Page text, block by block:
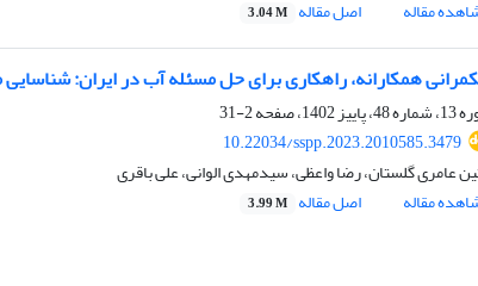
مقاله
اصل مقاله 3.04 M
همکارانه، راهکاری برای حل مسئله آب در ایران:
1402، صفحه
2-31
10.22034/sspp.2023.2010585.3479
عامری گلستان، رضا واعظی، سیدمهدی الوانی، علی باقری
مقاله
اصل مقاله 3.99 M